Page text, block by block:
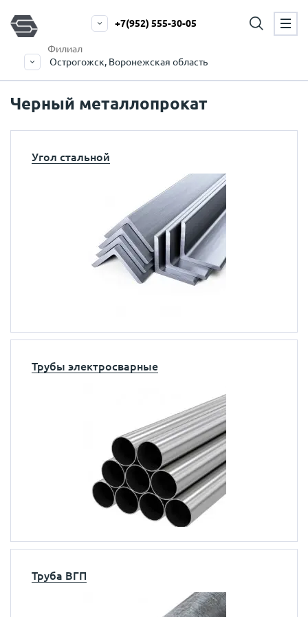
Филиал
Острогожск, Воронежская область
+7(952) 555-30-05
Черный металлопрокат
Угол стальной
Трубы электросварные
Труба ВГП